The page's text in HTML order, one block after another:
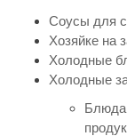
Соусы для
Хозяйке на
Холодные
Холодные
Блюда